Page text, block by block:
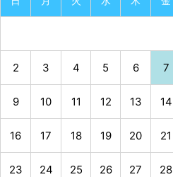
2 3 4 5 6 7
9 10 11 12 13 14
16 17 18 19 20 21
23 24 25 26 27 28